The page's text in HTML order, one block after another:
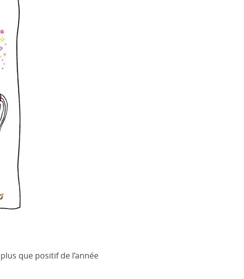
que positif de l’année